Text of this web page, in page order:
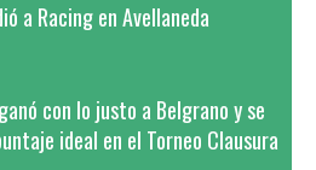
a Racing en Avellaneda
con lo justo a Belgrano y se
ideal en el Torneo Clausura